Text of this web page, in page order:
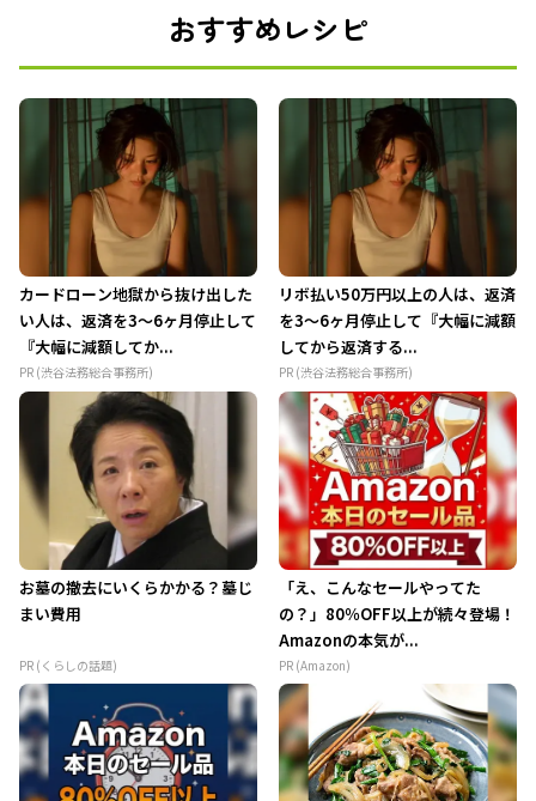
おすすめレシピ
カードローン地獄から抜け出した
い人は、返済を3～6ヶ月停止して
『大幅に減額してか...
PR (渋谷法務総合事務所)
リボ払い50万円以上の人は、返済
を3～6ヶ月停止して『大幅に減額
してから返済する...
PR (渋谷法務総合事務所)
お墓の撤去にいくらかかる？墓じ
まい費用
PR (くらしの話題)
「え、こんなセールやってた
の？」80％OFF以上が続々登場！
Amazonの本気が...
PR (Amazon)